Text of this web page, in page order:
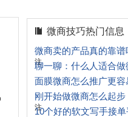
微商技巧热门信息
微商卖的产品真的靠谱
注
聊一聊：什么人适合做
面膜微商怎么推广更容
刚开始做微商怎么起步
注
10个好的软文写手接单